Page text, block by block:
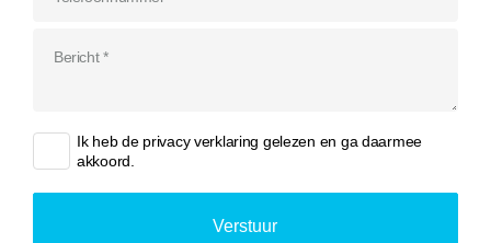
Ik heb de privacy verklaring gelezen en ga daarmee
akkoord.